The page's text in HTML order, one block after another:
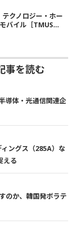
テクノロジー・ホー
バイル［TMUS...
事を読む
導体・光通信関連企
ングス（285A）な
える
のか、韓国発ボラテ